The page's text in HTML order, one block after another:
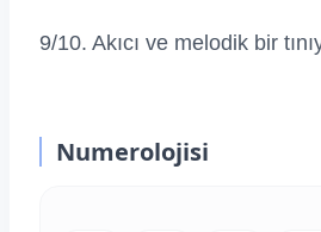
9/10. Akıcı ve melodik bir
Numerolojisi